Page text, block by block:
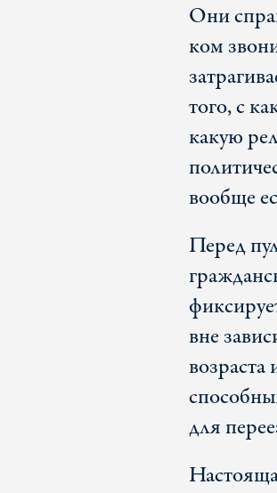
Они
ком
того, с
какую
вообще
Перед
вне
для